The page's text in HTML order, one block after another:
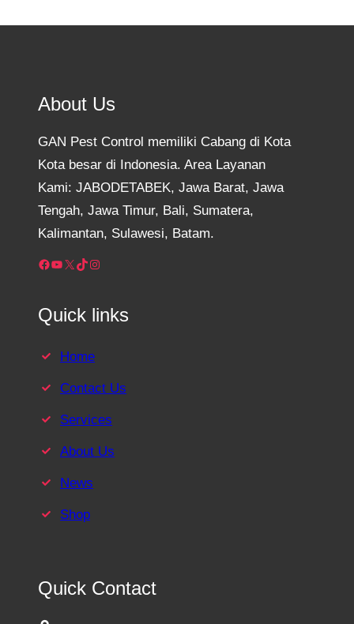
About Us
GAN Pest Control memiliki Cabang di Kota
Kota besar di Indonesia. Area Layanan
Kami: JABODETABEK, Jawa Barat, Jawa
Tengah, Jawa Timur, Bali, Sumatera,
Kalimantan, Sulawesi, Batam.
Facebook YouTube X TikTok Instagram
Quick links
Home
Contact Us
Services
About Us
News
Shop
Quick Contact